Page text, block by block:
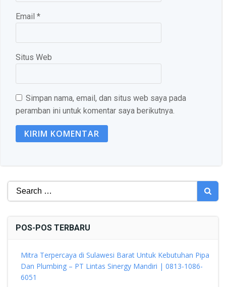
Email *
Situs Web
Simpan nama, email, dan situs web saya pada
peramban ini untuk komentar saya berikutnya.
Search
POS-POS TERBARU
Mitra Terpercaya di Sulawesi Barat Untuk Kebutuhan Pipa
Dan Plumbing – PT Lintas Sinergy Mandiri | 0813-1086-
6051